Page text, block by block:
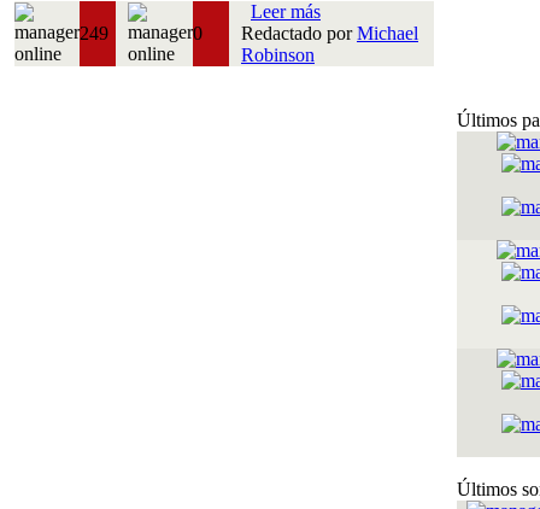
249 0
Leer más
Redactado porMichael
Robinson
Últimos
Últimos